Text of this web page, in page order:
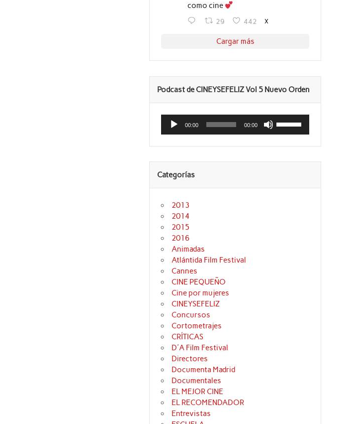
como cine
29 442 X
Cargar más
Podcast de CINEYSEFELIZ Vol 5 Nuevo Orden
Reproductor
audio
00:00 00:00
las
teclas
flecha
para
Categorías
2013
2014
2015
2016
Animadas
Atlántida Film Festival
Cannes
CINE PEQUEÑO
Cine por mujeres
CINEYSEFELIZ
Concursos
Cortometrajes
CRÍTICAS
D'A Film Festival
Directores
Documenta Madrid
Documentales
EL MEJOR CINE
EL RECOMENDADOR
Entrevistas